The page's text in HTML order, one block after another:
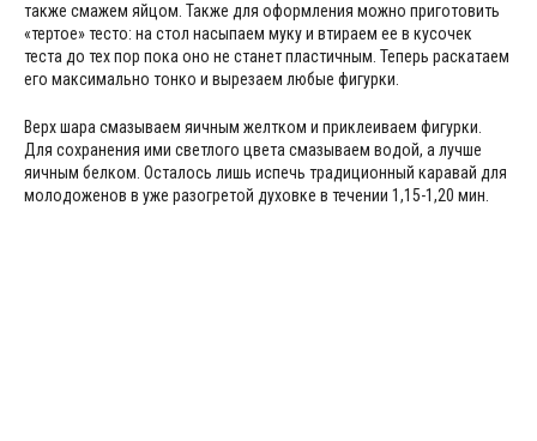
также смажем яйцом. Также для оформления можно приготовить
«тертое» тесто: на стол насыпаем муку и втираем ее в кусочек
теста до тех пор пока оно не станет пластичным. Теперь раскатаем
его максимально тонко и вырезаем любые фигурки.
Верх шара смазываем яичным желтком и приклеиваем фигурки.
Для сохранения ими светлого цвета смазываем водой, а лучше
яичным белком. Осталось лишь испечь традиционный каравай для
молодоженов в уже разогретой духовке в течении 1,15-1,20 мин.